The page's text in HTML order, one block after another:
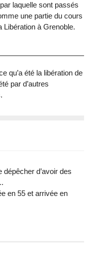
laquelle sont passés
une partie du cours
Libération à Grenoble.
qu’a été la libération de
par d’autres
d’avoir des
en 55 et arrivée en